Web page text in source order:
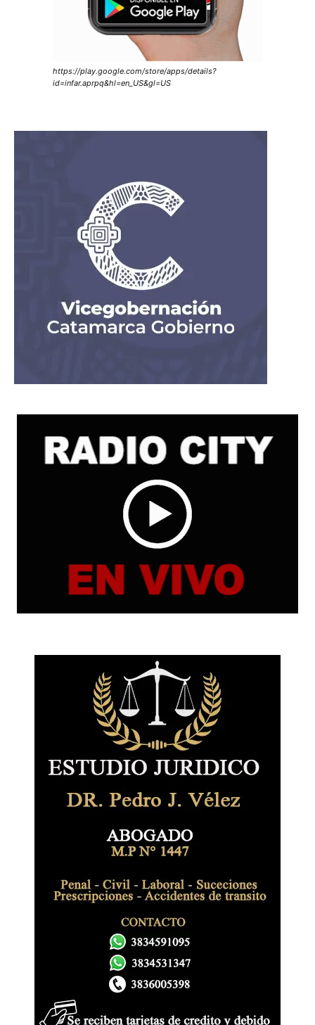
https://play.google.com/store/apps/details?
id=infar.aprpq&hl=en_US&gl=US